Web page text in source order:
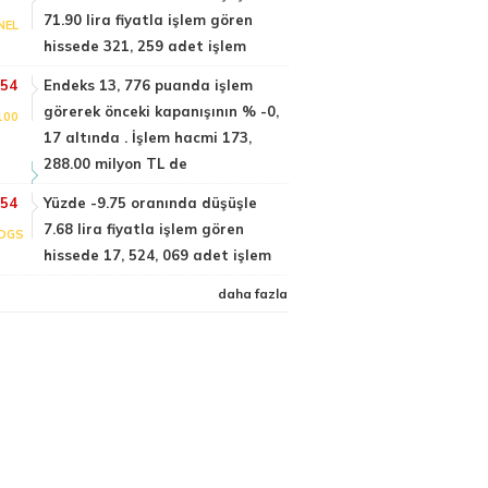
71.90 lira fiyatla işlem gören
hissede 321, 259 adet işlem
Endeks 13, 776 puanda işlem
görerek önceki kapanışının % -0,
17 altında . İşlem hacmi 173,
288.00 milyon TL de
Yüzde -9.75 oranında düşüşle
7.68 lira fiyatla işlem gören
hissede 17, 524, 069 adet işlem
daha fazla